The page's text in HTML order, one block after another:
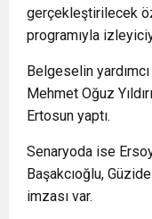
gerçekleştirilecek
programıyla
Belgeselin
Mehmet Oğuz
Ertosun yaptı.
Senaryoda ise
Başakcıoğlu,
imzası var.